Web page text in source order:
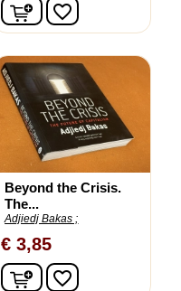
In winkelwagen
favorite_border
Beyond the Crisis.
The...
Adjiedj Bakas ;
€ 3,85
In winkelwagen
favorite_border